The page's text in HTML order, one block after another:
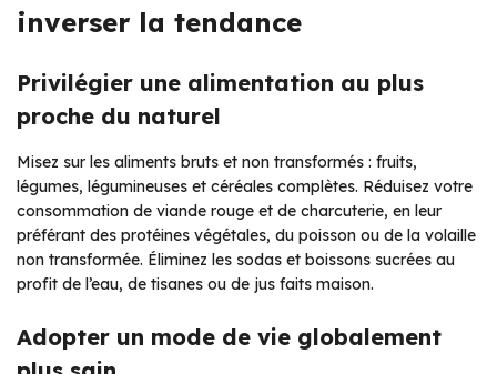
inverser la tendance
Privilégier une alimentation au plus
proche du naturel
Misez sur les aliments bruts et non transformés : fruits,
légumes, légumineuses et céréales complètes. Réduisez votre
consommation de viande rouge et de charcuterie, en leur
préférant des protéines végétales, du poisson ou de la volaille
non transformée. Éliminez les sodas et boissons sucrées au
profit de l’eau, de tisanes ou de jus faits maison.
Adopter un mode de vie globalement